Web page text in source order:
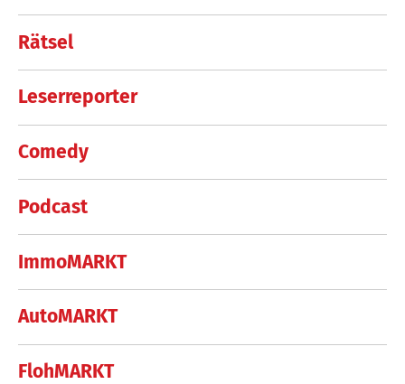
Rätsel
Leserreporter
Comedy
Podcast
ImmoMARKT
AutoMARKT
FlohMARKT